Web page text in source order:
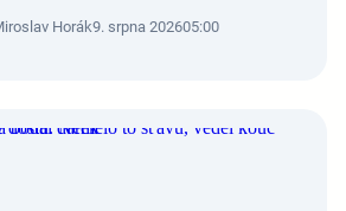
Horák9. srpna 202605:00